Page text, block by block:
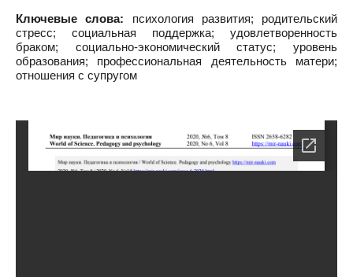
Ключевые слова: психология развития; родительский
стресс; социальная поддержка; удовлетворенность
браком; социально-экономический статус; уровень
образования; профессиональная деятельность матери;
отношения с супругом